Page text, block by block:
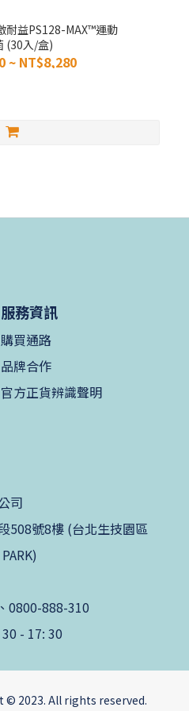
耐益PS128-MAX™運動
(30入/盒)
~ NT$8,280
服務資訊
購買通路
品牌合作
官方正貨辨識聲明
司
508號8樓 (台北生技園區
0800-888-310
- 17: 30
© 2023. All rights reserved.